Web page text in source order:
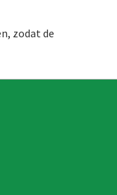
zodat de